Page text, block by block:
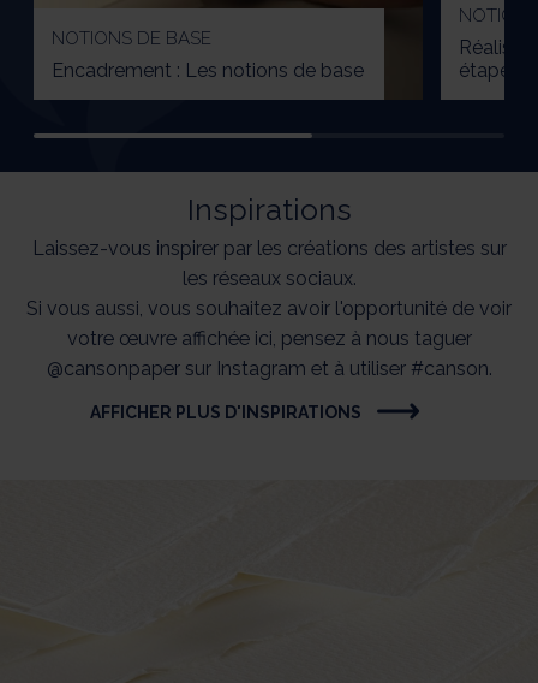
NOTIONS DE BASE
Encadrement : Les notions de base
étapes
Inspirations
Laissez-vous inspirer par les créations des artistes sur
les réseaux sociaux.
Si vous aussi, vous souhaitez avoir l'opportunité de voir
votre œuvre affichée ici, pensez à nous taguer
@cansonpaper sur Instagram et à utiliser #canson.
AFFICHER PLUS D'INSPIRATIONS